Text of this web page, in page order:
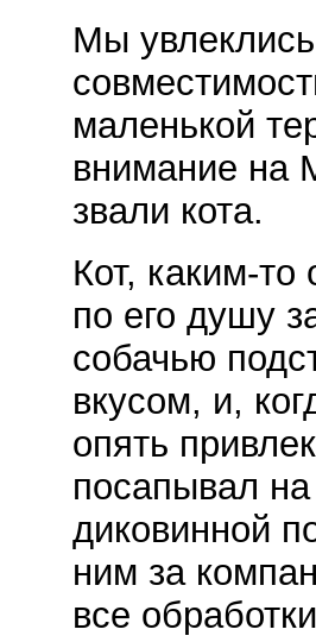
Мы
маленькой
внимание на
звали кота.
Кот, каким-
по его душу
собачью
вкусом, и,
опять
посапывал
диковинной
ним за
все